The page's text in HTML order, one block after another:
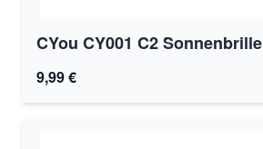
CYou CY001 C2 Sonnenbrille
9,99 €